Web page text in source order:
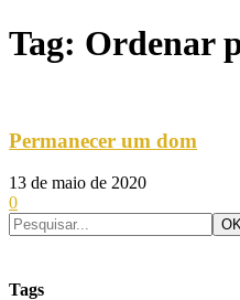
Tag: Ordenar
Permanecer um dom
13 de maio de 2020
0
Tags